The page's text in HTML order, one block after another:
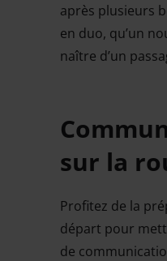
après plusieurs
en duo, qu’un
naître d’un
sur la
Profitez de la
départ pour
de